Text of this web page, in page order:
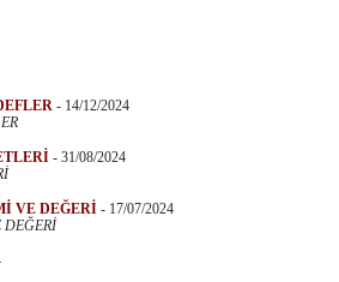
- 14/12/2024
- 31/08/2024
VE DEĞERİ - 17/07/2024
DEĞERİ